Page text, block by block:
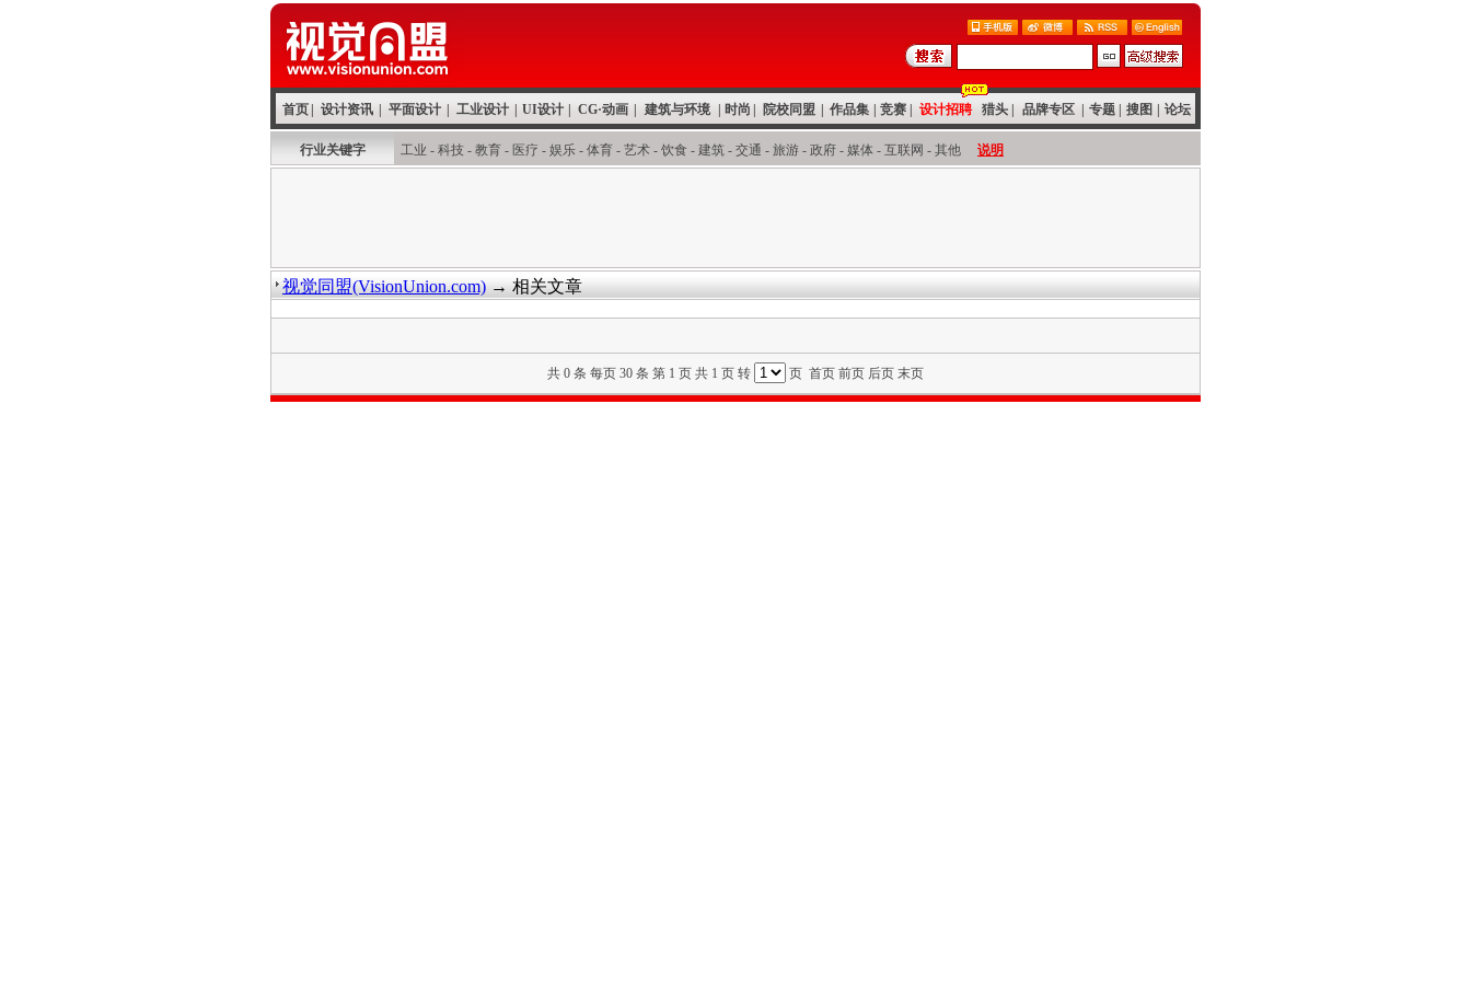
首页 设计资讯 平面设计 工业设计 UI设计 CG·动画 建筑与环境 时尚 院校同盟 作品集 竞赛 设计招聘 猎头 品牌专区 专题 搜图 论坛
行业关键字 工业 - 科技 - 教育 - 医疗 - 娱乐 - 体育 - 艺术 - 饮食 - 建筑 - 交通 - 旅游 - 政府 - 媒体 - 互联网 - 其他 说明
视觉同盟(VisionUnion.com) → 相关文章
共 0 条 每页 30 条 第 1 页 共 1 页 转 页 首页 前页 后页 末页